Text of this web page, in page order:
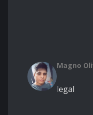
Magno
legal